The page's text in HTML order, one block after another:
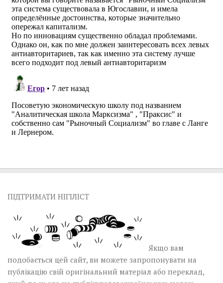
ПІДТРИМАТИ НІГІЛІСТ
Якщо вам
подобається цей сайт, ви можете запропонувати на
публікацію свій оригінальний матеріал або переклад,